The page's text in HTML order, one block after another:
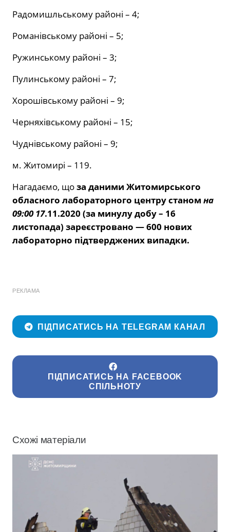
Радомишльському районі – 4;
Романівському районі – 5;
Ружинському районі – 3;
Пулинському районі – 7;
Хорошівському районі – 9;
Черняхівському районі – 15;
Чуднівському районі – 9;
м. Житомирі – 119.
Нагадаємо, щоза даними Житомирського
обласного лабораторного центру станом на
09:00 17.11.2020 (за минулу добу – 16
листопада) зареєстровано — 600 нових
лабораторно підтверджених випадки.
РЕКЛАМА
ПІДПИСАТИСЬ НА TELEGRAM КАНАЛ
ПІДПИСАТИСЬ НА FACEBOOK
СПІЛЬНОТУ
Схожі матеріали